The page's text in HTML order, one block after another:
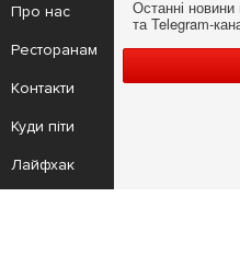
Про нас
Ресторанам
Контакти
Куди піти
Лайфхак